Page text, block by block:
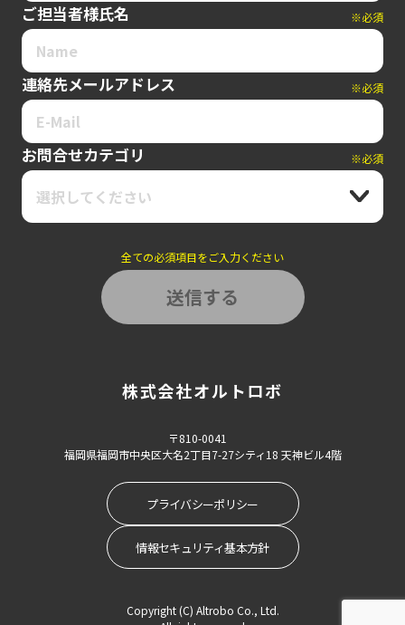
ご担当者様氏名 ※必須
連絡先メールアドレス ※必須
お問合せカテゴリ ※必須
選択してください
全ての必須項目をご入力ください
戻る
株式会社オルトロボ
株式会社オルトロボ
〒810-0041
福岡県福岡市中央区大名2丁目7-27シティ18 天神ビル4階
プライバシーポリシー
情報セキュリティ基本方針
Copyright (C) Altrobo Co., Ltd.